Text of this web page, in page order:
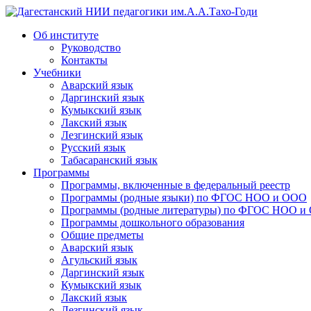
Дагестанский НИИ педагогики им.А.А.Тахо-Годи
Об институте
Руководство
Контакты
Учебники
Аварский язык
Даргинский язык
Кумыкский язык
Лакский язык
Лезгинский язык
Русский язык
Табасаранский язык
Программы
Программы, включенные в федеральный реестр
Программы (родные языки) по ФГОС НОО и ООО
Программы (родные литературы) по ФГОС НОО
Программы дошкольного образования
Общие предметы
Аварский язык
Агульский язык
Даргинский язык
Кумыкский язык
Лакский язык